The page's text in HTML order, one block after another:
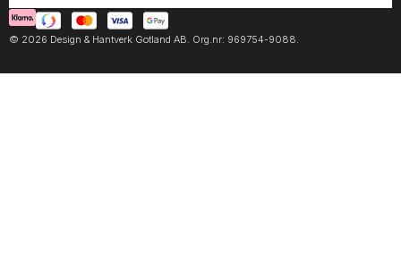
© 2026 Design & Hantverk Gotland AB. Org.nr: 969754-9088.